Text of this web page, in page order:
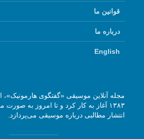
قوانین ما
درباره ما
English
۱۳۸۳ آغاز به کار کرد و تا امروز به
انتشار مطالبی درباره موسیقی می‌پردازد.